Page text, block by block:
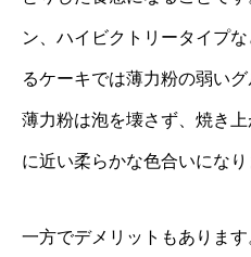
ン、ハイビクトリータイプ
るケーキでは薄力粉の弱い
薄力粉は泡を壊さず、焼き
に近い柔らかな色合いになり
一方でデメリットもありま